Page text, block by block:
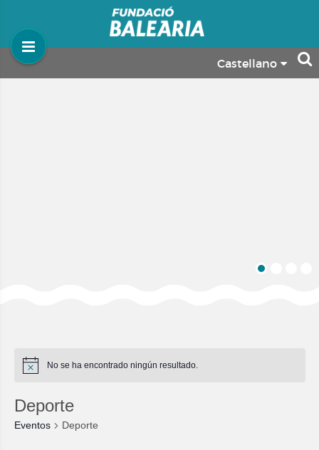
Castellano
No se ha encontrado ningún resultado.
Deporte
Eventos Deporte